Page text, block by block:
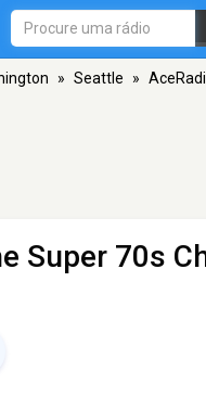
» Seattle »
Super 70s